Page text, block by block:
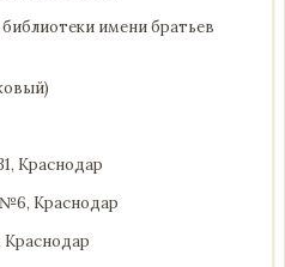
имени братьев
Краснодар
Краснодар
Краснодар